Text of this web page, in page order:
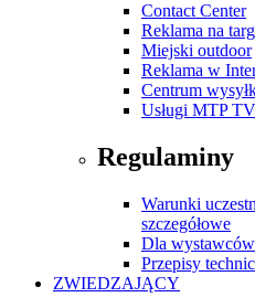
Contact Center
Reklama na
Miejski outdoor
Reklama w
Centrum
Usługi MTP TV
Regulaminy
Warunki
szczegółowe
Dla wystawców
Przepisy
ZWIEDZAJĄCY